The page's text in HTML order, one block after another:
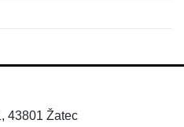
43801 Žatec